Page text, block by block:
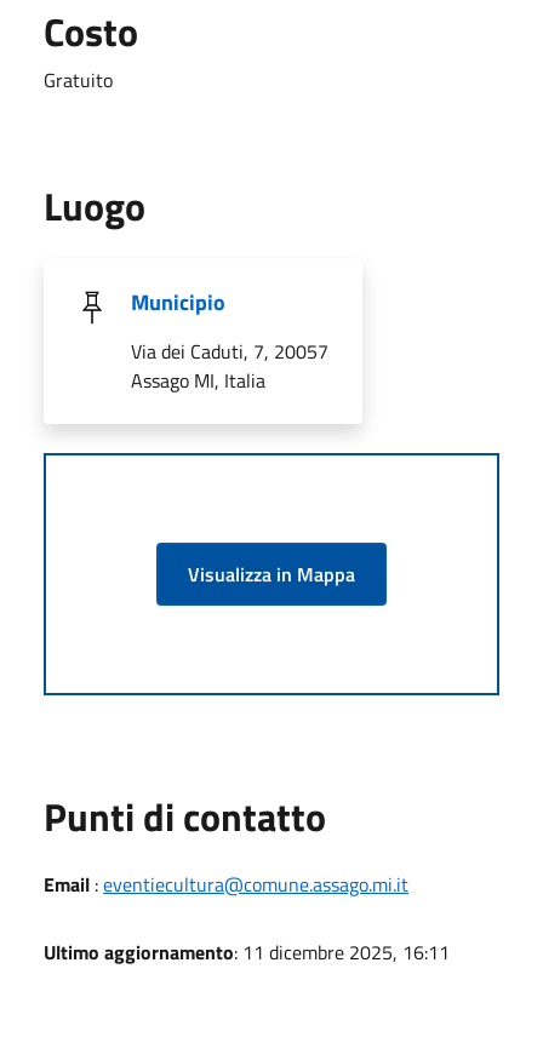
Costo
Gratuito
Luogo
Municipio
Via dei Caduti, 7, 20057
Assago MI, Italia
Visualizza in Mappa
Punti di contatto
Email :eventiecultura@comune.assago.mi.it
Ultimo aggiornamento: 11 dicembre 2025, 16:11